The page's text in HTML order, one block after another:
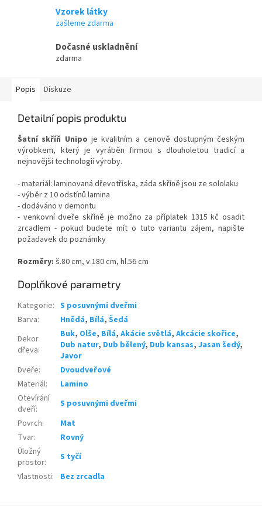
Vzorek látky
zašleme zdarma
Dočasné uskladnění
zdarma
Popis Diskuze
Detailní popis produktu
Šatní skříň Unipo je kvalitním a cenově dostupným českým
výrobkem, který je vyráběn firmou s dlouholetou tradicí a
nejnovější technologií výroby.
- materiál: laminovaná dřevotříska, záda skříně jsou ze sololaku
- výběr z 10 odstínů lamina
- dodáváno v demontu
- venkovní dveře skříně je možno za příplatek 1315 kč osadit
zrcadlem - pokud budete mít o tuto variantu zájem, napište
požadavek do poznámky
Rozměry: š.80 cm, v.180 cm, hl.56 cm
Doplňkové parametry
Kategorie: S posuvnými dveřmi
Barva: Hnědá, Bílá, Šedá
Dekor
dřeva:
Buk, Olše, Bílá, Akácie světlá, Akcácie skořice,
Dub natur, Dub bělený, Dub kansas, Jasan šedý,
Javor
Dveře:
Dvoudveřové
Materiál:
Lamino
Otevírání
dveří:
S posuvnými dveřmi
Povrch:
Mat
Tvar:
Rovný
Úložný
prostor:
S tyčí
Vlastnosti: Bez zrcadla